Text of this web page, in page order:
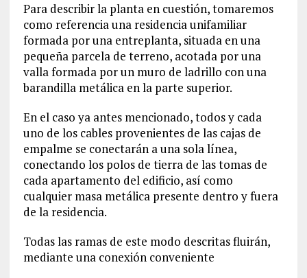
Para describir la planta en cuestión, tomaremos
como referencia una residencia unifamiliar
formada por una entreplanta, situada en una
pequeña parcela de terreno, acotada por una
valla formada por un muro de ladrillo con una
barandilla metálica en la parte superior.
En el caso ya antes mencionado, todos y cada
uno de los cables provenientes de las cajas de
empalme se conectarán a una sola línea,
conectando los polos de tierra de las tomas de
cada apartamento del edificio, así como
cualquier masa metálica presente dentro y fuera
de la residencia.
Todas las ramas de este modo descritas fluirán,
mediante una conexión conveniente